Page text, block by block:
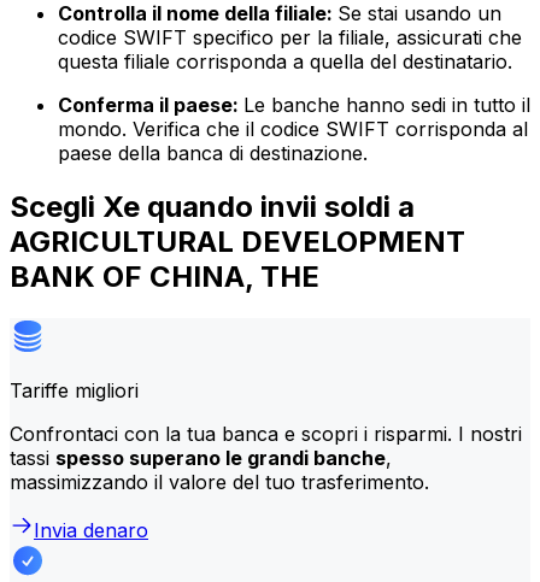
Controlla il nome della filiale: Se stai usando un
codice SWIFT specifico per la filiale, assicurati che
questa filiale corrisponda a quella del destinatario.
Conferma il paese: Le banche hanno sedi in tutto il
mondo. Verifica che il codice SWIFT corrisponda al
paese della banca di destinazione.
Scegli Xe quando invii soldi a
AGRICULTURAL DEVELOPMENT
BANK OF CHINA, THE
Tariffe migliori
Confrontaci con la tua banca e scopri i risparmi. I nostri
tassi spesso superano le grandi banche,
massimizzando il valore del tuo trasferimento.
Invia denaro